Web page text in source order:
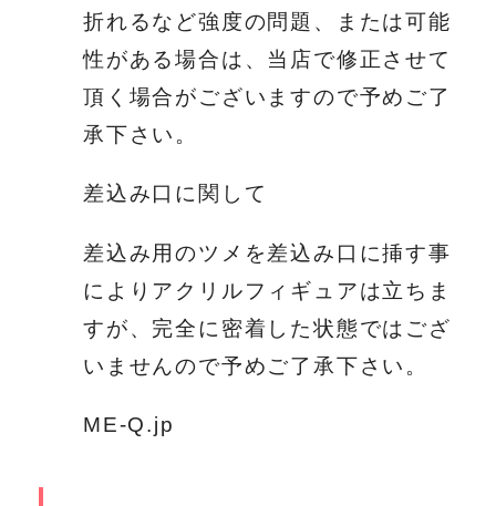
折れるなど強度の問題、または可能
性がある場合は、当店で修正させて
頂く場合がございますので予めご了
承下さい。
差込み口に関して
差込み用のツメを差込み口に挿す事
によりアクリルフィギュアは立ちま
すが、完全に密着した状態ではござ
いませんので予めご了承下さい。
ME-Q.jp